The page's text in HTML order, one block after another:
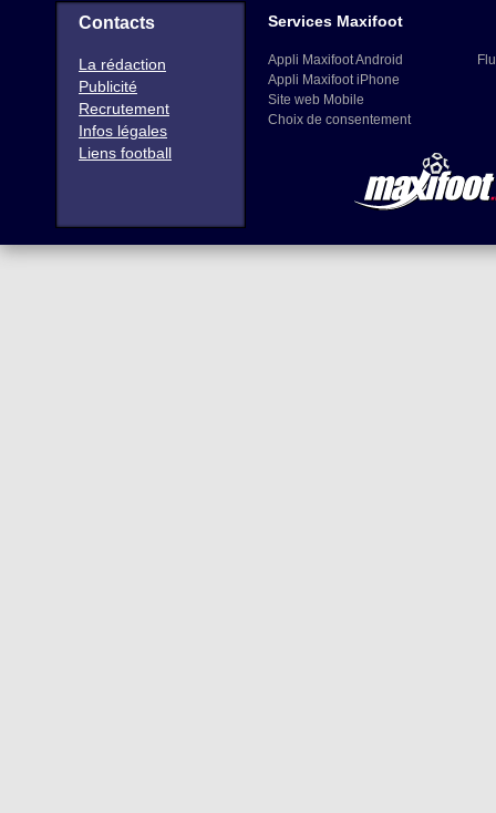
Contacts
La rédaction
Publicité
Recrutement
Infos légales
Liens football
Services Maxifoot
Appli Maxifoot Android
Appli Maxifoot iPhone
Site web Mobile
Choix de consentement